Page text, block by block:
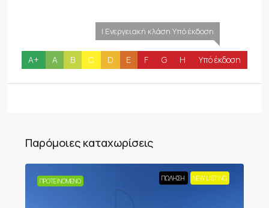
A+ A B C D E F G H
| Ενεργειακή κλάση Υπό έκδοση
Υπό έκδοση
Παρόμοιες καταχωρίσεις
ΠΡΟΤΕΙΝΌΜΕΝΟ ΠΏΛΗΣΗ NEW LISTING